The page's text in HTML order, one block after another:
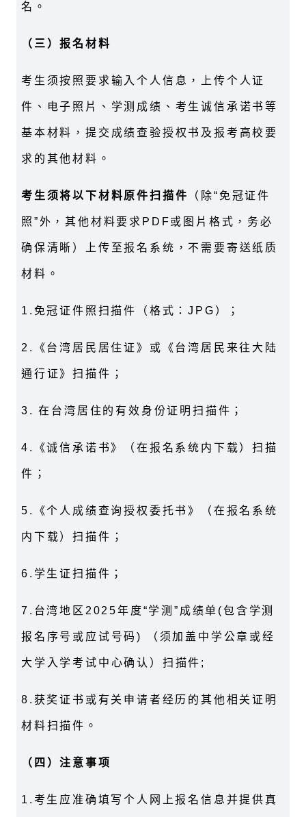
名。
（三）报名材料
考生须按照要求输入个人信息，上传个人证
件、电子照片、学测成绩、考生诚信承诺书等
基本材料，提交成绩查验授权书及报考高校要
求的其他材料。
考生须将以下材料原件扫描件 （除“免冠证件
照”外，其他材料要求 PDF或图片格式，务必
确保清晰）上传至报名系统，不需要寄送纸质
材料。
1. 免冠证件照扫描件（格式：JPG ）；
2. 《台湾居民居住证》或《台湾居民来往大陆
通行证》扫描件；
3. 在台湾居住的有效身份证明扫描件；
4. 《诚信承诺书》（在报名系统内下载）扫描
件；
5. 《个人成绩查询授权委托书》（在报名系统
内下载）扫描件；
6. 学生证扫描件；
7. 台湾地区 2025年度“学测”成绩单 (包含学测
报名序号或应试号码) （须加盖中学公章或经
大学入学考试中心确认）扫描件 ;
8. 获奖证书或有关申请者经历的其他相关证明
材料扫描件。
（四）注意事项
1. 考生应准确填写个人网上报名信息并提供真